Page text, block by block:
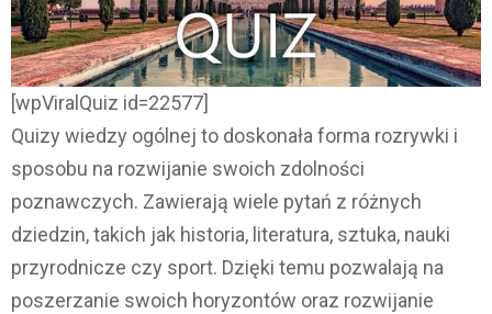
[wpViralQuiz id=22577]
Quizy wiedzy ogólnej to doskonała forma rozrywki i
sposobu na rozwijanie swoich zdolności
poznawczych. Zawierają wiele pytań z różnych
dziedzin, takich jak historia, literatura, sztuka, nauki
przyrodnicze czy sport. Dzięki temu pozwalają na
poszerzanie swoich horyzontów oraz rozwijanie